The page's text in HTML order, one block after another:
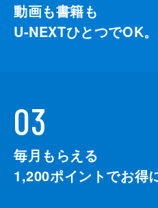
動画も書籍も
U-NEXTひとつでOK。
03
毎月もらえる
1,200ポイントでお得